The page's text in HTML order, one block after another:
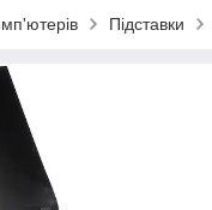
Підставки